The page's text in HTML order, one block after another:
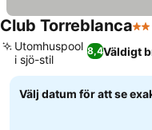
Club Torreblanca2
8,4Väldigt
Utomhuspool
i sjö-stil
Välj datum för att se